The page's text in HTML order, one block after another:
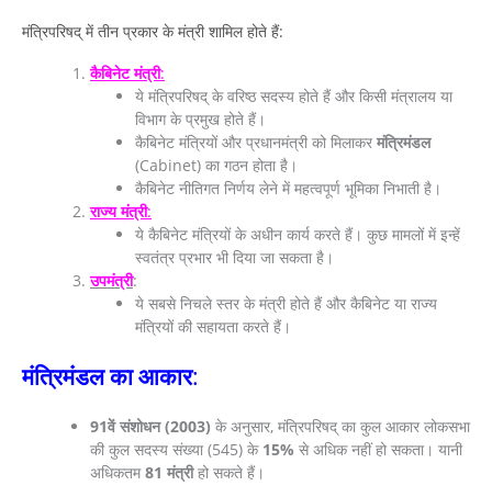
मंत्रिपरिषद् में तीन प्रकार के मंत्री शामिल होते हैं:
कैबिनेट मंत्री:
ये मंत्रिपरिषद् के वरिष्ठ सदस्य होते हैं और किसी मंत्रालय या
विभाग के प्रमुख होते हैं।
कैबिनेट मंत्रियों और प्रधानमंत्री को मिलाकर मंत्रिमंडल
(Cabinet) का गठन होता है।
कैबिनेट नीतिगत निर्णय लेने में महत्वपूर्ण भूमिका निभाती है।
राज्य मंत्री:
ये कैबिनेट मंत्रियों के अधीन कार्य करते हैं। कुछ मामलों में इन्हें
स्वतंत्र प्रभार भी दिया जा सकता है।
उपमंत्री:
ये सबसे निचले स्तर के मंत्री होते हैं और कैबिनेट या राज्य
मंत्रियों की सहायता करते हैं।
मंत्रिमंडल का आकार:
91वें संशोधन (2003) के अनुसार, मंत्रिपरिषद् का कुल आकार लोकसभा
की कुल सदस्य संख्या (545) के 15% से अधिक नहीं हो सकता। यानी
अधिकतम81 मंत्रीहो सकते हैं।